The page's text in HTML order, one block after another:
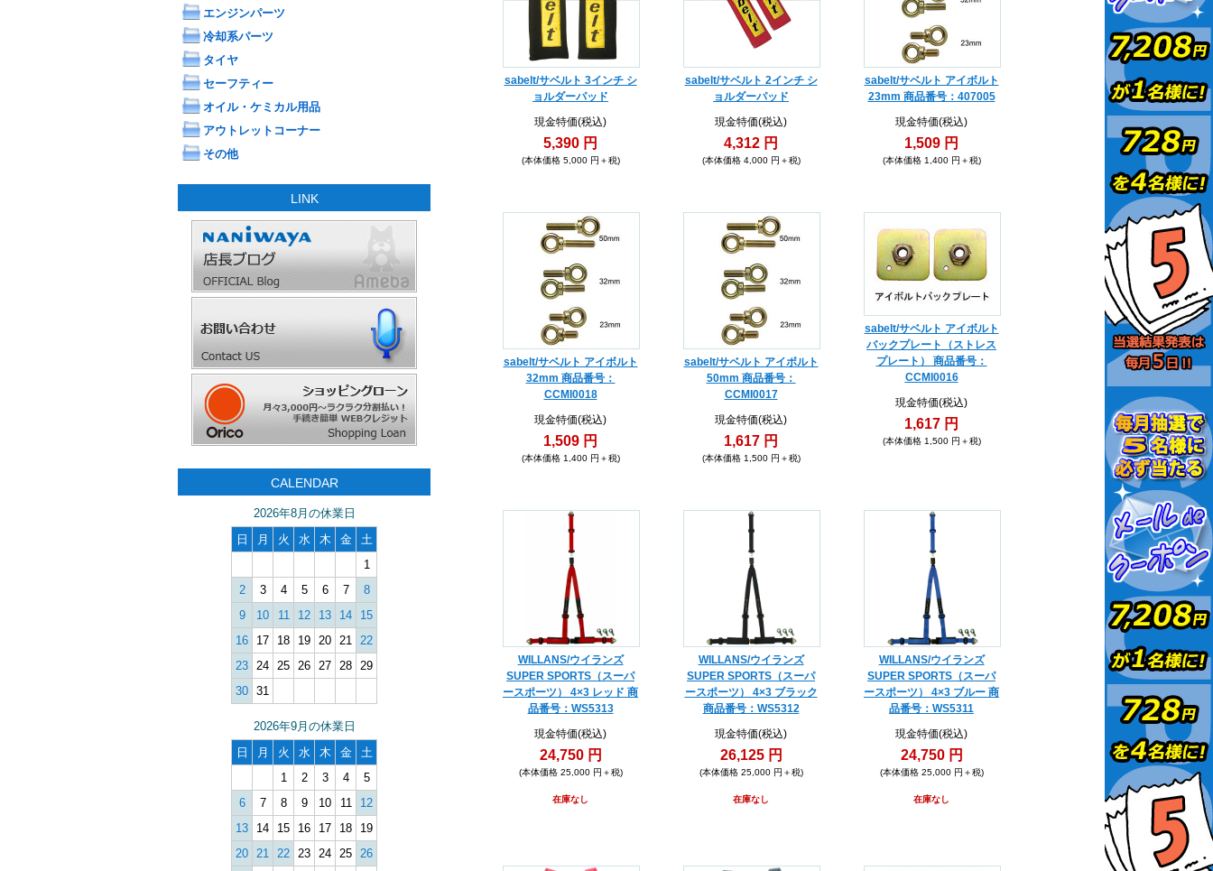
エンジンパーツ
冷却系パーツ
タイヤ
セーフティー
オイル・ケミカル用品
アウトレットコーナー
その他
LINK
CALENDAR
2026年8月の休業日
日
月 火 水 木 金
土
1
2
3 4 5 6 7
8
9
10 11 12 13 14
15
16
17 18 19 20 21 22
23 24 25 26 27 28 29
30 31
2026年9月の休業日
日
月 火 水 木 金
土
1
2 3 4
5
6
7 8 9 10 11
12
13
14 15 16 17 18
19
20 21 22 23 24 25 26
sabelt/サベルト 3インチ シ
ョルダーパッド
現金特価(税込)
5,390 円
(本体価格 5,000 円＋税)
sabelt/サベルト 2インチ シ
ョルダーパッド
現金特価(税込)
4,312 円
(本体価格 4,000 円＋税)
sabelt/サベルト アイボルト
23mm 商品番号：407005
現金特価(税込)
1,509 円
(本体価格 1,400 円＋税)
sabelt/サベルト アイボルト
32mm 商品番号：
CCMI0018
現金特価(税込)
1,509 円
(本体価格 1,400 円＋税)
sabelt/サベルト アイボルト
50mm 商品番号：
CCMI0017
現金特価(税込)
1,617 円
(本体価格 1,500 円＋税)
sabelt/サベルト アイボルト
バックプレート（ストレス
プレート） 商品番号：
CCMI0016
現金特価(税込)
1,617 円
(本体価格 1,500 円＋税)
WILLANS/ウイランズ
SUPER SPORTS（スーパ
ースポーツ） 4×3 レッド 商
品番号：WS5313
現金特価(税込)
24,750 円
(本体価格 25,000 円＋税)
在庫なし
WILLANS/ウイランズ
SUPER SPORTS（スーパ
ースポーツ） 4×3 ブラック
商品番号：WS5312
現金特価(税込)
26,125 円
(本体価格 25,000 円＋税)
在庫なし
WILLANS/ウイランズ
SUPER SPORTS（スーパ
ースポーツ） 4×3 ブルー 商
品番号：WS5311
現金特価(税込)
24,750 円
(本体価格 25,000 円＋税)
在庫なし